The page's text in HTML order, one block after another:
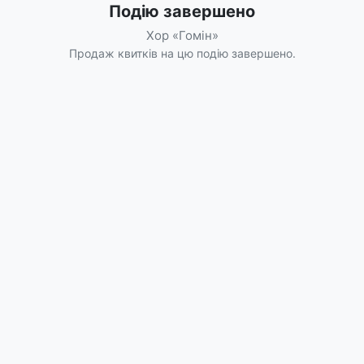
Подію завершено
Хор «Гомін»
Продаж квитків на цю подію завершено.